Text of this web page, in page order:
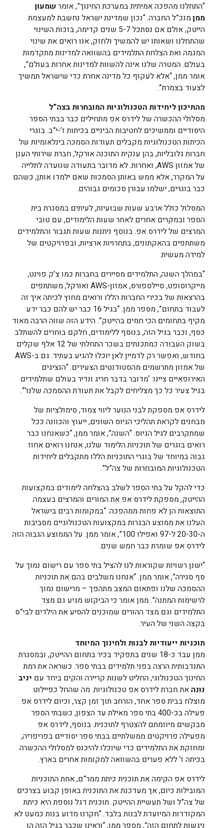
“התחלנו מהפכה אמיתית במערכת החינוך”, אומר שמעון
ממןמנכ”ל החברה. “נכון שמדינת ישראל נחשבת למעצמת
הייטק, אולם אם נסתכל 5-7 שנים קדימה, בזכות השינוי
שהתחלנו ושאותו יש להמשיך ולחזק, אנו רואים את שינוי
המגמה ואת הצלחת התלמידים בהשוואה למדינות מתקדמות
בעולם. המטרה שלנו אינה להשוות למדינות אחרות בעולם”,
אומר ממן, “אלא לעקוף כל מדינה אחרת כדי שישראל תמשיך
לצעוד בצמרת”.
מהתיכון ליחידות הטכנולוגיות המובחרות בצה”ל
מסלולי ההכשרה של לידרס אפ מתחילים כבר בבתי הספר
היסודיים וממשיכים לחטיבות הביניים בכיתות ז’-י”ב. בוגרי
הכיתות הטכנולוגיות מקבלים תעודות הסמכה בינלאומיות של
חברות גלובליות, בהן ענקית התוכנה אורקל, חברת שירותי הענן
של אמזון AWS, ואחרות. לא מדובר בתעודה שנועדה לתלייה
על המקרר, אלא ממש באותן הסמכות שאם ילמדו אותן, כשהם
כבר בוגרים, ישלמו עבורן סכומים גבוהים.
המסלול כולל ארבע שעות שבועיות, לעיתים במסגרת בית
הספר ובמקרים אחרים לאחר שעות הלימודים, עם טובי
המרצים של לידרס אפ. בנוסף ניתנות שעות תגבור והתלמידים
משתתפים בהאקתונים, בתחרויות ארציות, ובפרויקטים של
למידה מעשית.
“במהלך השנה, התלמידים מסיירים בחברות כמו צ’ק פוינט,
מייקרוסופט, סיילספורס, אמזון-AWS ואורקל, משתתפים
בהרצאות של בכירי החברות הללו ורואים מחוץ לכיתה איך זה
לעבוד בתחום”, מספר ממן. “בגיל 16 כבר יש להם כבר ידע
מקיף בתחומים הכי חמים בהייטק”. הידע הזה שווה הרבה מאוד
כסף, וכבר בגיל הזה, בנוסף ללימודים, חלקם בוחרים להשתלב
בשוק העבודה כמתכנתים בשכר התחלתי של 12 אלף שקלים
בחודש, ואפשר רק לדמיין לאן יוכלו להגיע בעתיד. גם ב-AWS
של אמזון מתרשמים מהסטודנטים הצעירים. “הנציגים
האירופאיים ציינו: ‘מדובר בדבר חריג ונדיר בעולם שתלמידים
בגיל צעיר כל כך מצליחים לקבל את תעודת ההסמכה שלנו'”.
לידרס אפ מספקת לבני הנוער ליווי צמוד, סימולציות של
מבחנים לקראת תהליכי הגיוס השונים, ייעוץ והכוונה ככל
שמתקרבים לגיל הגיוס. “השנה”, אומר ממן, “כשאנחנו כבר
רואים בוגרים של תוכניות הלימוד שלנו, אנחנו רואים אחוז
גבוה במיוחד של בוגרי התוכניות הללו מתקבלים ליחידות
הטכנולוגיות המובחרות של צה”ל”.
כדי להקל על בתי הספר לשלב בהצלחה לימודים במקצועות
ההייטק, מספקת לידרס אפ את המורים והמרצים בעצמה.
התוצאות הן לא פחות ממהפכה: “במקומות רבים בישראל
העלנו את ממוצע הבגרות במקצועות הטכנולוגיים מסביבות
ה-20-30 ל-97 ואפילו 100”, אומר ממן. על הממוצע הגבוה הזה
לידרס אפ שומרת כבר חמש שנים.
“ישנן רשויות שקוראות לנו להציל בתי ספר עם רישום נמוך על
סף סגירה”, אומר ממן. “אנחנו משלבים בהם את תוכניות
ההסמכה שלנו ופתאום המצב מתהפך – מרישום נמוך
לרשימות המתנה”. ממן אומר כי הביקוש מגיע גם מצד
התלמידים וגם מצד ההורים שמוכנים להסיע את הילדים לבי”ס
בקצה השני של העיר.
תוכניות ייעודיות לבנות ולחינוך המיוחד
ממן עבד כ-18 שנים בתפקיד בכיר בתחום ההייטק, ובמסגרת
התנדבותית הרצה בפני תלמידים בבתי ספר. כשראה את רמת
החינוך הטכנולוגי, החליט לשנות קריירה והקים ביחד עם יניב
נונה את חברת לידרס אפ טכנולוגיות. מה שהחל כפיילוט
מוצלח בבית ספר אחד, הורחב תוך זמן קצר, וכיום לידרס אפ
פעילה בכ-400 בתי ספר מאילת עד הצפון, כשבתי הספר
מבקשים מיוזמתם להצטרף לתוכנית. בנוסף, לידרס אפ
מפעילה פרויקטים ממשלתיים בבתי ספר יסודיים בפריפריה,
ומחזקת את התלמידים כדי שיוכלו להיכנס למסלולי ההכשרה
בכיתה ז’ ללא פערים בהשוואה למקומות אחרים בארץ.
לידרס אפ הקימה את תוכנית כיתת ממר”ם, אחת התוכניות
המובילות כיום, אך מעדכנת את התוכנית באופן קבוע בצרכים
של צה”ל ושל תעשיית ההייטק. תוכנית דגל נוספת היא כיתת
המקודדות המיועדת לבנות בלבד. “חקרנו מדוע בנות כמעט לא
ניגשות לתחום הזה”, מספר ממן, “וראינו שכבר בגיל הזה הן